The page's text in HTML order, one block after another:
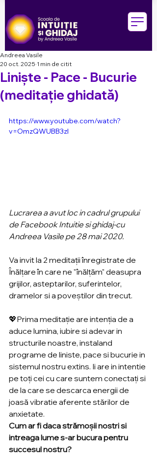
Liniște - Pace - Bucurie
(meditație ghidată)
Andreea Vasile
20 oct. 2025 1 min de citit
https://www.youtube.com/watch?
v=OmzQWUBB3zI
Lucrarea a avut loc in cadrul grupului
de Facebook Intuitie si ghidaj-cu
Andreea Vasile pe 28 mai 2020.
Va invit la 2 meditații înregistrate de
Înălțare în care ne "înălțăm" deasupra
grijilor, asteptarilor, suferintelor,
dramelor si a poveștilor din trecut.
💖Prima meditație are intenția de a
aduce lumina, iubire si adevar in
structurile noastre, instaland
programe de liniste, pace si bucurie in
sistemul nostru extins. Ii are in intentie
pe toți cei cu care suntem conectați si
de la care se descarca energii de
joasă vibratie aferente stărilor de
anxietate.
Cum ar fi daca strămoșii nostri si
intreaga lume s-ar bucura pentru
succesul nostru?